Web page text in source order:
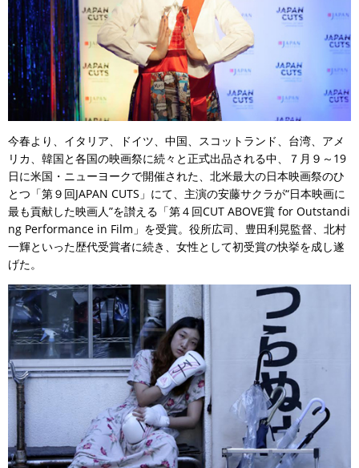
今春より、イタリア、ドイツ、中国、スコットランド、台湾、アメ
リカ、韓国と各国の映画祭に続々と正式出品される中、７月９～19
日に米国・ニューヨークで開催された、北米最大の日本映画祭のひ
とつ「第９回JAPAN CUTS」にて、主演の安藤サクラが“日本映画に
最も貢献した映画人”を讃える「第４回CUT ABOVE賞 for Outstandi
ng Performance in Film」を受賞。役所広司、豊田利晃監督、北村
一輝といった歴代受賞者に続き、女性として初受賞の快挙を成し遂
げた。